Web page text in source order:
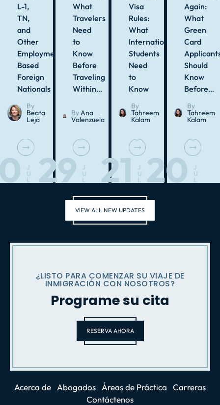
L-1,
TN,
and
Other
Employment-
Based
Foreign
Nationals
By
Beata
Leja
J
U
L
What
Travelers
Need
to
Know
Before
Traveling
Within…
ByAna
Valenzuela
29
J
U
L
Visa
Rules:
What
International
Students
Need
to
Know
By
Tahreem
Kalam
21
J
U
L
Again:
What
Green
Card
Should
Know
Before…
By
Tahreem
Kalam
20
J
U
L
VIEW ALL NEW UPDATES
¿LISTO PARA COMENZAR SU VIAJE DE
INMIGRACIÓN CON NOSOTROS?
Programe su cita
RESERVA AHORA
Acerca de Abogados Áreas de Práctica
Carreras
Contáctenos